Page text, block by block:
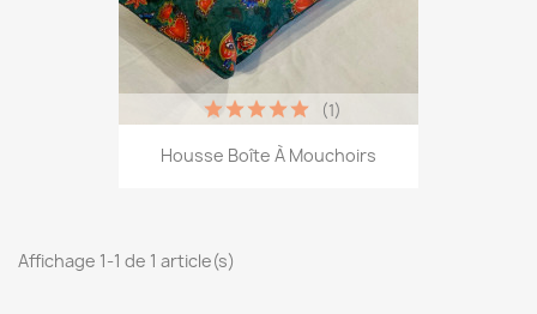
Housse Boîte À Mouchoirs
(1)
Affichage 1-1 de 1 article(s)